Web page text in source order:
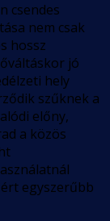
csendes
nem csak
hossz
jó
hely
szűknek a
előny,
a közös
egyszerűbb